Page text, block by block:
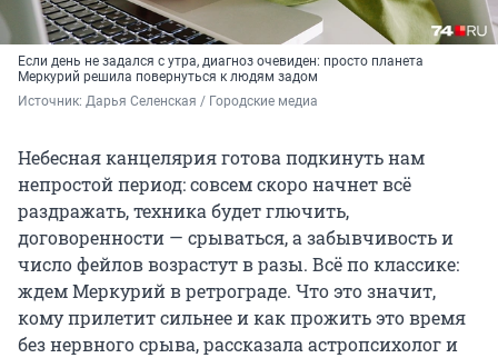
Если день не задался с утра, диагноз очевиден: просто планета
Меркурий решила повернуться к людям задом
Источник: Дарья Селенская / Городские медиа
Небесная канцелярия готова подкинуть нам
непростой период: совсем скоро начнет всё
раздражать, техника будет глючить,
договоренности — срываться, а забывчивость и
число фейлов возрастут в разы. Всё по классике:
ждем Меркурий в ретрограде. Что это значит,
кому прилетит сильнее и как прожить это время
без нервного срыва, рассказала астропсихолог и